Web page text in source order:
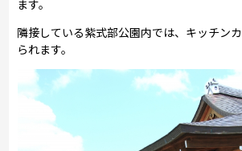
ます。
隣接している紫式部公園内では、キッチン
られます。